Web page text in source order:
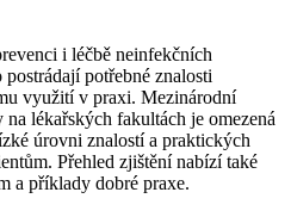
i léčbě neinfekčních
potřebné znalosti
využití v praxi. Mezinárodní
lékařských fakultách je omezená
úrovni znalostí a praktických
Přehled zjištění nabízí také
a příklady dobré praxe.